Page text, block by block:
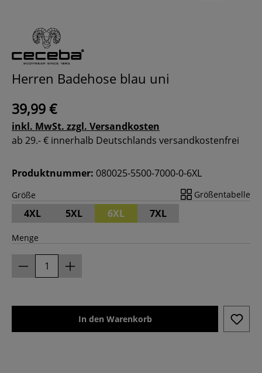
Herren Badehose blau uni
39,99 €
inkl. MwSt. zzgl. Versandkosten
ab 29.- € innerhalb Deutschlands versandkostenfrei
Produktnummer: 080025-5500-7000-0-6XL
Größe Größentabelle
4XL 5XL 6XL 7XL
Menge
In den Warenkorb